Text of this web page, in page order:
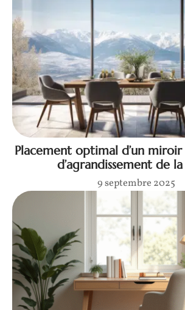
Placement optimal d’un
d’agrandissement de
9 septembre 2025